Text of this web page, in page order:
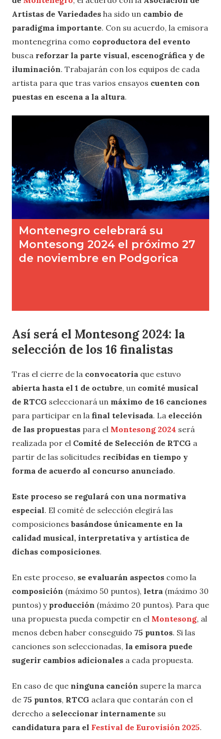
Artistas de Variedades ha sido un cambio de
paradigma importante. Con su acuerdo, la emisora
montenegrina como coproductora del evento
busca reforzar la parte visual, escenográfica y de
iluminación. Trabajarán con los equipos de cada
artista para que tras varios ensayos cuenten con
puestas en escena a la altura.
Así será el Montesong 2024: la
selección de los 16 finalistas
Tras el cierre de la convocatoria que estuvo
abierta hasta el 1 de octubre, un comité musical
de RTCG seleccionará un máximo de 16 canciones
para participar en la final televisada. La elección
de las propuestas para el Montesong 2024 será
realizada por el Comité de Selección de RTCG a
partir de las solicitudes recibidas en tiempo y
forma de acuerdo al concurso anunciado.
Este proceso se regulará con una normativa
especial. El comité de selección elegirá las
composiciones basándose únicamente en la
calidad musical, interpretativa y artística de
dichas composiciones.
En este proceso, se evaluarán aspectos como la
composición (máximo 50 puntos), letra (máximo 30
puntos) y producción (máximo 20 puntos). Para que
una propuesta pueda competir en el Montesong, al
menos deben haber conseguido 75 puntos. Si las
canciones son seleccionadas, la emisora puede
sugerir cambios adicionales a cada propuesta.
En caso de que ninguna canción supere la marca
de 75 puntos, RTCG aclara que contarán con el
derecho a seleccionar internamente su
candidatura para el Festival de Eurovisión 2025.